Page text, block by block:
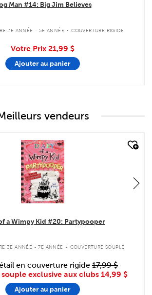
Man #14: Big Jim Believes
2E ANNÉE - 5E ANNÉE . COUVERTURE RIGIDE
Votre Prix 21,99 $
Ajouter au panier
vendeurs
quick look
a Wimpy Kid #20: Partypooper
3E ANNÉE - 7E ANNÉE . COUVERTURE SOUPLE
en couverture rigide 17,99 $
exclusive aux clubs 14,99 $
Ajouter au panier